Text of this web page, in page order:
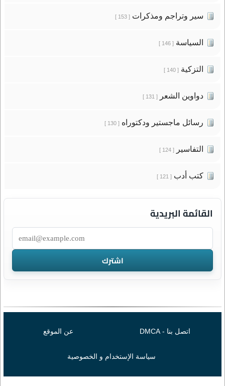
سير وتراجم ومذكرات[ 153 ]
السياسة[ 146 ]
التزكية[ 140 ]
دواوين الشعر[ 131 ]
رسائل ماجستير ودكتوراه[ 130 ]
التفاسير[ 124 ]
كتب أدب[ 121 ]
القائمة البريدية
اتصل بنا - DMCA عن الموقع
سياسة الإستخدام و الخصوصية